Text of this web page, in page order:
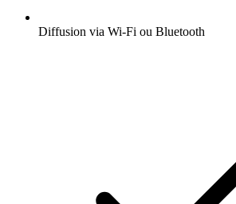
Diffusion via Wi-Fi ou Bluetooth